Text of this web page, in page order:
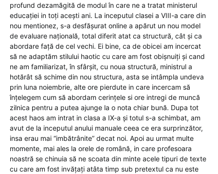
profund dezamăgită de modul în care ne a tratat ministerul
educației in toți acești ani. La inceputul clasei a VIII-a care din
nou mentionez, s-a desfășurat online a apărut un nou model
de evaluare națională, total diferit atat ca structură, cât și ca
abordare față de cel vechi. Ei bine, ca de obicei am incercat
să ne adaptăm stilului haotic cu care am fost obișnuiți și cand
ne am familiarizat, în sfârșit, cu noua structură, ministrul a
hotărât să schime din nou structura, asta se intâmpla undeva
prin luna noiembrie, alte ore pierdute in care incercam să
înțelegem cum să abordam cerințele si ore intregi de muncă
zilnica pentru a putea ajunge la o nota chiar bună. Dupa tot
acest haos am intrat in clasa a IX-a și totul s-a schimbat, am
avut de la inceputul anului manuale ceea ce era surprinzător,
insa erau mai “imbătrânite” decat noi. Apoi au urmat multe
momente, mai ales la orele de română, in care profesoara
noastră se chinuia să ne scoata din minte acele tipuri de texte
cu care am fost invățați atâta timp sub pretextul ca nu este